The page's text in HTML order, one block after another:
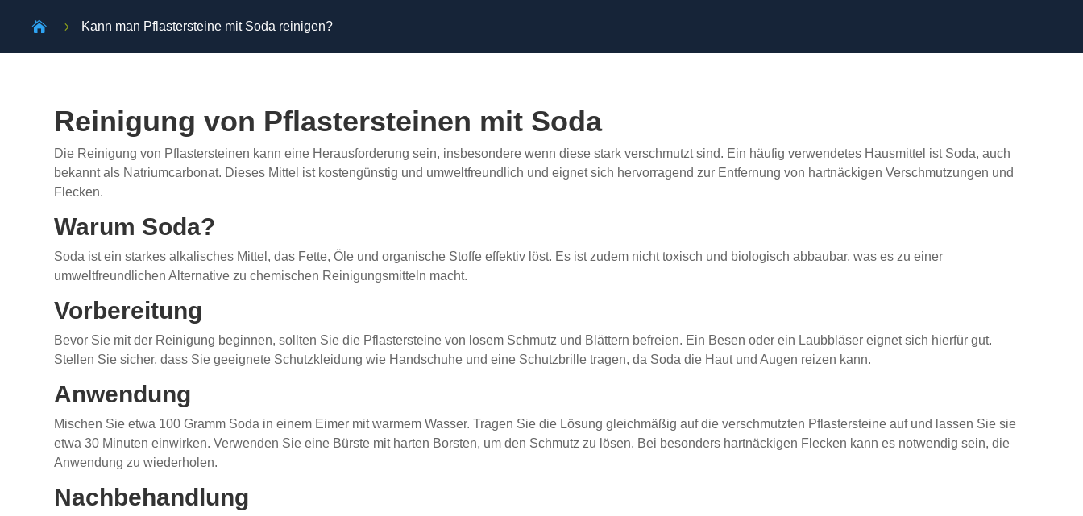
 5 Kann man Pflastersteine mit Soda reinigen?
Reinigung von Pflastersteinen mit Soda
Die Reinigung von Pflastersteinen kann eine Herausforderung sein, insbesondere wenn diese stark verschmutzt sind. Ein häufig verwendetes Hausmittel ist Soda, auch
bekannt als Natriumcarbonat. Dieses Mittel ist kostengünstig und umweltfreundlich und eignet sich hervorragend zur Entfernung von hartnäckigen Verschmutzungen und
Flecken.
Warum Soda?
Soda ist ein starkes alkalisches Mittel, das Fette, Öle und organische Stoffe effektiv löst. Es ist zudem nicht toxisch und biologisch abbaubar, was es zu einer
umweltfreundlichen Alternative zu chemischen Reinigungsmitteln macht.
Vorbereitung
Bevor Sie mit der Reinigung beginnen, sollten Sie die Pflastersteine von losem Schmutz und Blättern befreien. Ein Besen oder ein Laubbläser eignet sich hierfür gut.
Stellen Sie sicher, dass Sie geeignete Schutzkleidung wie Handschuhe und eine Schutzbrille tragen, da Soda die Haut und Augen reizen kann.
Anwendung
Mischen Sie etwa 100 Gramm Soda in einem Eimer mit warmem Wasser. Tragen Sie die Lösung gleichmäßig auf die verschmutzten Pflastersteine auf und lassen Sie sie
etwa 30 Minuten einwirken. Verwenden Sie eine Bürste mit harten Borsten, um den Schmutz zu lösen. Bei besonders hartnäckigen Flecken kann es notwendig sein, die
Anwendung zu wiederholen.
Nachbehandlung